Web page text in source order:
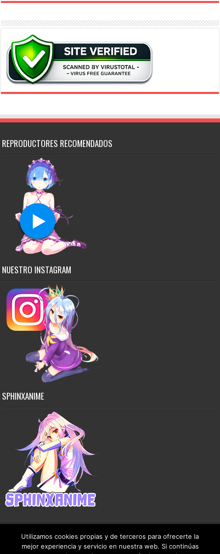
REPRODUCTORES RECOMENDADOS
NUESTRO INSTAGRAM
SPHINXANIME
Copyright © 2015-2026 SphinxAnime - Este sitio no almacena ningún archivo en sus
Utilizamos cookies propias y de terceros para ofrecerte la
mejor experiencia y servicio en nuestra web. Si continúas